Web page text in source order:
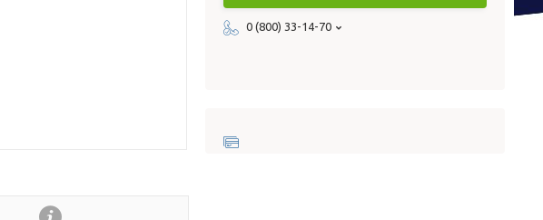
0 (800) 33-14-70